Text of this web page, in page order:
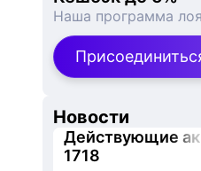
Наша программа
Новости
Действующие
1718